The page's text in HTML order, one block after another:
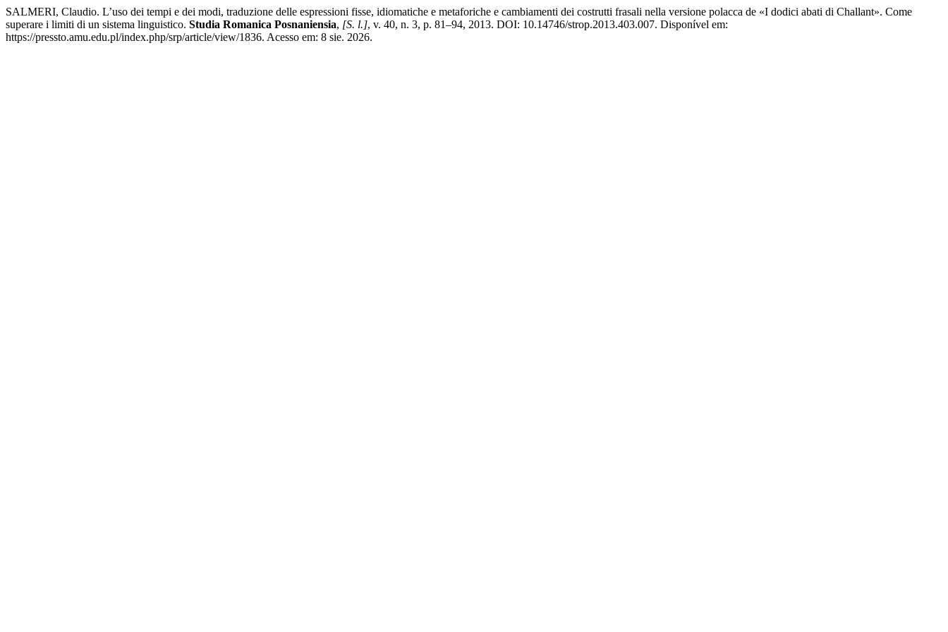
SALMERI, Claudio. L’uso dei tempi e dei modi, traduzione delle espressioni fisse, idiomatiche e metaforiche e cambiamenti dei costrutti frasali nella versione polacca de «I dodici abati di Challant». Come
superare i limiti di un sistema linguistico. Studia Romanica Posnaniensia, [S. l.], v. 40, n. 3, p. 81–94, 2013. DOI: 10.14746/strop.2013.403.007. Disponível em:
https://pressto.amu.edu.pl/index.php/srp/article/view/1836. Acesso em: 8 sie. 2026.